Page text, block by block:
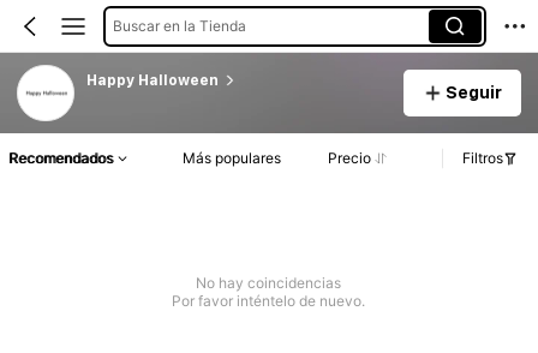
Buscar en la Tienda
Happy Halloween
Seguir
Recomendados Más populares Precio Filtros
No hay coincidencias
Por favor inténtelo de nuevo.